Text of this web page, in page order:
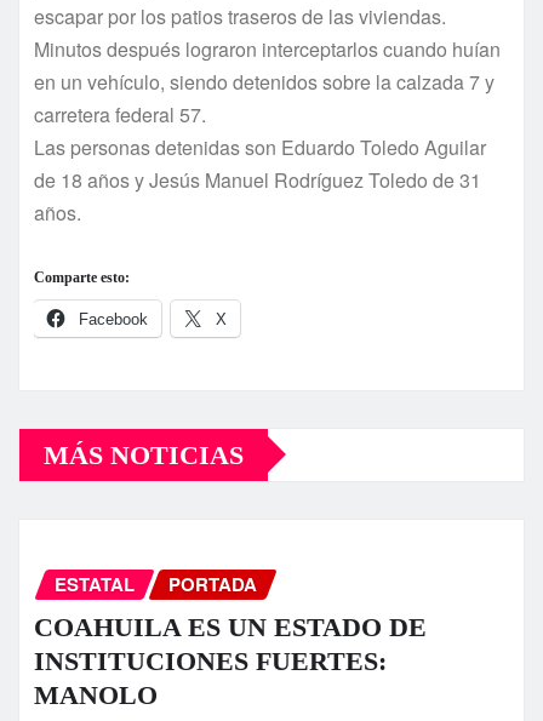
escapar por los patios traseros de las viviendas.
Minutos después lograron interceptarlos cuando huí­an
en un vehí­culo, siendo detenidos sobre la calzada 7 y
carretera federal 57.
Las personas detenidas son Eduardo Toledo Aguilar
de 18 años y Jesús Manuel Rodrí­guez Toledo de 31
años.
Comparte esto:
Facebook X
MÁS NOTICIAS
ESTATAL PORTADA
COAHUILA ES UN ESTADO DE
INSTITUCIONES FUERTES:
MANOLO